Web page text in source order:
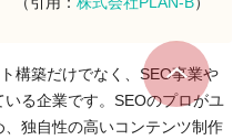
構築だけでなく、SEO事業や
る企業です。SEOのプロがユ
独自性の高いコンテンツ制作